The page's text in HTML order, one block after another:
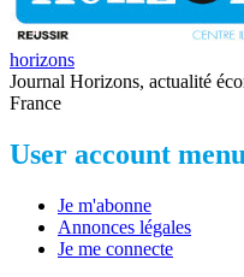
horizons
Journal Horizons, actualité
France
User account menu
Je m'abonne
Annonces légales
Je me connecte